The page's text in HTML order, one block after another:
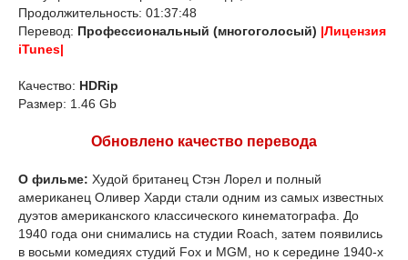
Продолжительность: 01:37:48
Перевод: Профессиональный (многоголосый) |Лицензия
iTunes|
Качество: HDRip
Размер: 1.46 Gb
Обновлено качество перевода
О фильме: Худой британец Стэн Лорел и полный
американец Оливер Харди стали одним из самых известных
дуэтов американского классического кинематографа. До
1940 года они снимались на студии Roach, затем появились
в восьми комедиях студий Fox и MGM, но к середине 1940-х